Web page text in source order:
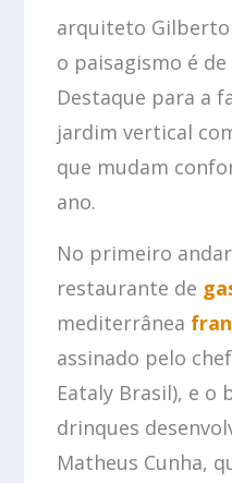
arquiteto
o paisagismo é
Destaque para a
jardim vertical
que mudam
ano.
No primeiro
restaurante de
mediterrânea
assinado pelo
Eataly Brasil), e o
drinques
Matheus Cunha,